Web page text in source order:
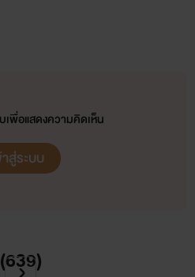
เพื่อแสดงความคิดเห็น
าสู่ระบบ
639)